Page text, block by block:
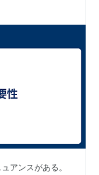
アンスがある。